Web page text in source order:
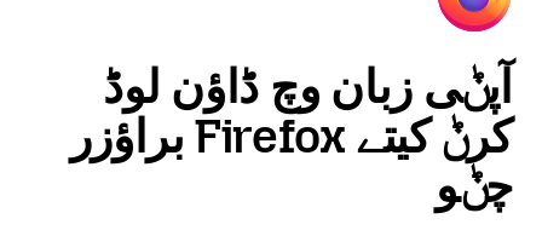
آپݨی زبان وچ ڈاؤن لوڈ
کرݨ کیتے Firefox براؤزر
چݨو